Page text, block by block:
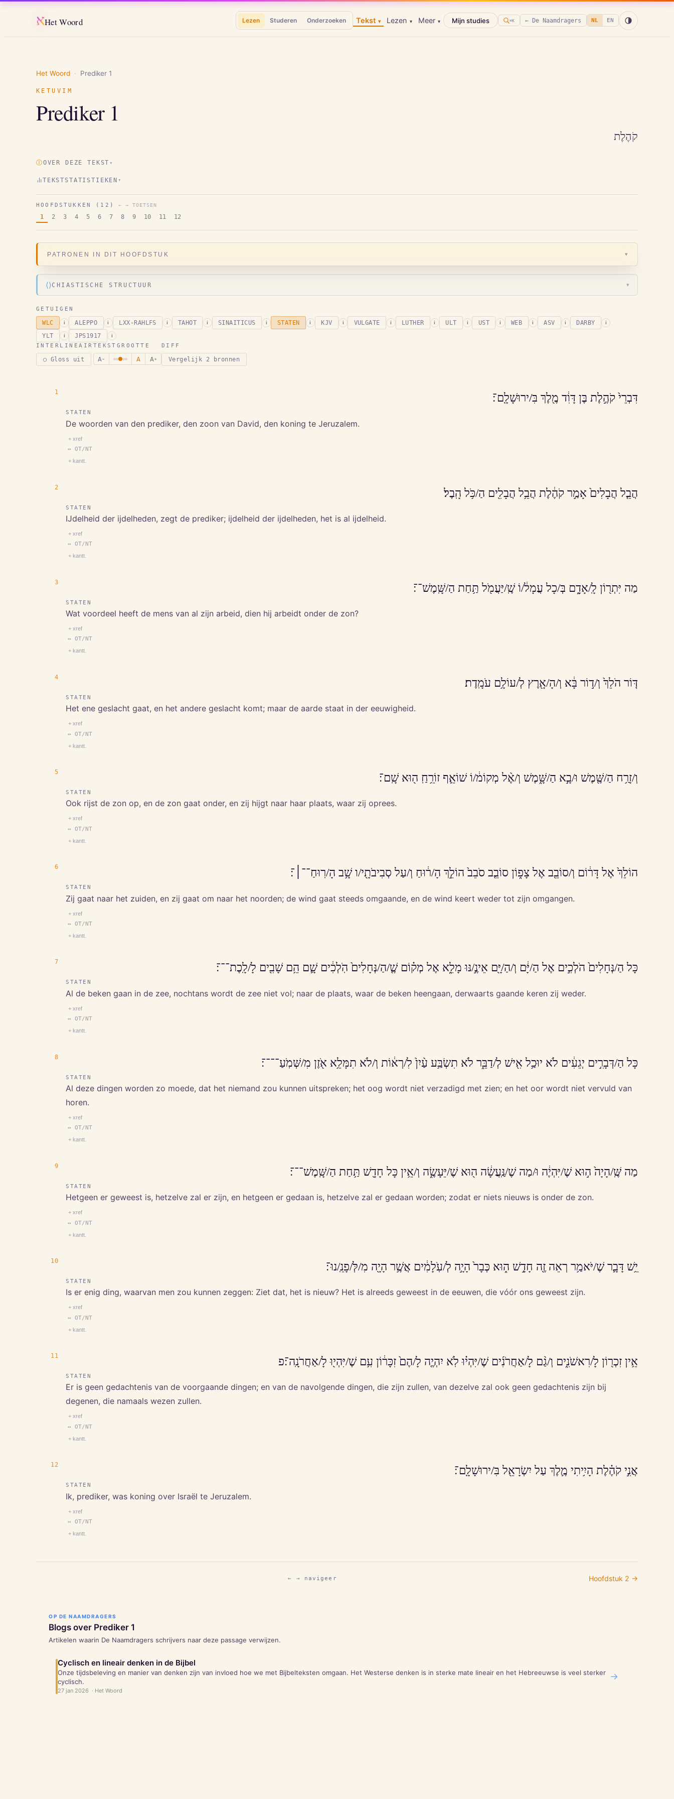
אHet Woord Lezen Studeren Onderzoeken Tekst ▾ Lezen ▾ Meer ▾ Mijn studies ⌘K ← De Naamdragers NL EN
Het Woord · Prediker 1
KETUVIM
Prediker 1
קֹהֶלֶת
ⒾOVER DEZE TEKST ▾
TEKSTSTATISTIEKEN ▾
HOOFDSTUKKEN ( 12 ) ← → TOETSEN
1 2 3 4 5 6 7 8 9 10 11 12
PATRONEN IN DIT HOOFDSTUK ▾
⟨⟩CHIASTISCHE STRUCTUUR ▾
GETUIGEN
WLC i ALEPPO i LXX-RAHLFS i TAHOT i SINAITICUS i STATEN i KJV i VULGATE i LUTHER i ULT i UST i WEB i ASV i DARBY i
YLT i JPS1917 i
INTERLINEAIR
○ Gloss uit
TEKSTGROOTTE
A − A A +
DIFF
Vergelijk 2 bronnen
1 דִּבְרֵי֙ קֹהֶ֣לֶת בֶּן דָּוִ֔ד מֶ֖לֶךְ בִּ/ירוּשָׁלִָֽם־׃
STATEN
De woorden van den prediker, den zoon van David, den koning te Jeruzalem.
+ xref
↔ OT/NT
+ kantt.
2 הֲבֵ֤ל הֲבָלִים֙ אָמַ֣ר קֹהֶ֔לֶת הֲבֵ֥ל הֲבָלִ֖ים הַ/כֹּ֥ל הָֽבֶל׃
STATEN
IJdelheid der ijdelheden, zegt de prediker; ijdelheid der ijdelheden, het is al ijdelheid.
+ xref
↔ OT/NT
+ kantt.
3 מַה יִּתְר֖וֹן לָֽ/אָדָ֑ם בְּ/כָל עֲמָל֔/וֹ שֶֽׁ/יַּעֲמֹ֖ל תַּ֥חַת הַ/שָּֽׁמֶשׁ־־׃
STATEN
Wat voordeel heeft de mens van al zijn arbeid, dien hij arbeidt onder de zon?
+ xref
↔ OT/NT
+ kantt.
4 דּ֤וֹר הֹלֵךְ֙ וְ/ד֣וֹר בָּ֔א וְ/הָ/אָ֖רֶץ לְ/עוֹלָ֥ם עֹמָֽדֶת׃
STATEN
Het ene geslacht gaat, en het andere geslacht komt; maar de aarde staat in der eeuwigheid.
+ xref
↔ OT/NT
+ kantt.
5 וְ/זָרַ֥ח הַ/שֶּׁ֖מֶשׁ וּ/בָ֣א הַ/שָּׁ֑מֶשׁ וְ/אֶ֨ל מְקוֹמ֔/וֹ שׁוֹאֵ֛ף זוֹרֵ֥חַֽ ה֖וּא שָֽׁם־׃
STATEN
Ook rijst de zon op, en de zon gaat onder, en zij hijgt naar haar plaats, waar zij oprees.
+ xref
↔ OT/NT
+ kantt.
6 הוֹלֵךְ֙ אֶל דָּר֔וֹם וְ/סוֹבֵ֖ב אֶל צָפ֑וֹן סוֹבֵ֤ב סֹבֵב֙ הוֹלֵ֣ךְ הָ/ר֔וּחַ וְ/עַל סְבִיבֹתָ֖י/ו שָׁ֥ב הָ/רֽוּחַ־־׀־׃
STATEN
Zij gaat naar het zuiden, en zij gaat om naar het noorden; de wind gaat steeds omgaande, en de wind keert weder tot zijn omgangen.
+ xref
↔ OT/NT
+ kantt.
7 כָּל הַ/נְּחָלִים֙ הֹלְכִ֣ים אֶל הַ/יָּ֔ם וְ/הַ/יָּ֖ם אֵינֶ֣/נּוּ מָלֵ֑א אֶל מְק֗וֹם שֶׁ֤/הַ/נְּחָלִים֙ הֹֽלְכִ֔ים שָׁ֛ם הֵ֥ם שָׁבִ֖ים לָ/לָֽכֶת־־־׃
STATEN
Al de beken gaan in de zee, nochtans wordt de zee niet vol; naar de plaats, waar de beken heengaan, derwaarts gaande keren zij weder.
+ xref
↔ OT/NT
+ kantt.
8 כָּל הַ/דְּבָרִ֣ים יְגֵעִ֔ים לֹא יוּכַ֥ל אִ֖ישׁ לְ/דַבֵּ֑ר לֹא תִשְׂבַּ֥ע עַ֨יִן֙ לִ/רְא֔וֹת וְ/לֹא תִמָּלֵ֥א אֹ֖זֶן מִ/שְּׁמֹֽעַ־־־־׃
STATEN
Al deze dingen worden zo moede, dat het niemand zou kunnen uitspreken; het oog wordt niet verzadigd met zien; en het oor wordt niet vervuld van
horen.
+ xref
↔ OT/NT
+ kantt.
9 מַה שֶּֽׁ/הָיָה֙ ה֣וּא שֶׁ/יִּהְיֶ֔ה וּ/מַה שֶׁ/נַּֽעֲשָׂ֔ה ה֖וּא שֶׁ/יֵּעָשֶׂ֑ה וְ/אֵ֥ין כָּל חָדָ֖שׁ תַּ֥חַת הַ/שָּֽׁמֶשׁ־־־׃
STATEN
Hetgeen er geweest is, hetzelve zal er zijn, en hetgeen er gedaan is, hetzelve zal er gedaan worden; zodat er niets nieuws is onder de zon.
+ xref
↔ OT/NT
+ kantt.
10 יֵ֥שׁ דָּבָ֛ר שֶׁ/יֹּאמַ֥ר רְאֵה זֶ֖ה חָדָ֣שׁ ה֑וּא כְּבָר֙ הָיָ֣ה לְ/עֹֽלָמִ֔ים אֲשֶׁ֥ר הָיָ֖ה מִ/לְּ/פָנֵֽ/נוּ־׃
STATEN
Is er enig ding, waarvan men zou kunnen zeggen: Ziet dat, het is nieuw? Het is alreeds geweest in de eeuwen, die vóór ons geweest zijn.
+ xref
↔ OT/NT
+ kantt.
11 אֵ֥ין זִכְר֖וֹן לָ/רִאשֹׁנִ֑ים וְ/גַ֨ם לָ/אַחֲרֹנִ֜ים שֶׁ/יִּהְי֗וּ לֹֽא יִהְיֶ֤ה לָ/הֶם֙ זִכָּר֔וֹן עִ֥ם שֶׁ/יִּהְי֖וּ לָ/אַחֲרֹנָֽה־׃פ
STATEN
Er is geen gedachtenis van de voorgaande dingen; en van de navolgende dingen, die zijn zullen, van dezelve zal ook geen gedachtenis zijn bij
degenen, die namaals wezen zullen.
+ xref
↔ OT/NT
+ kantt.
12 אֲנִ֣י קֹהֶ֗לֶת הָיִ֥יתִי מֶ֛לֶךְ עַל יִשְׂרָאֵ֖ל בִּ/ירוּשָׁלִָֽם־׃
STATEN
Ik, prediker, was koning over Israël te Jeruzalem.
+ xref
↔ OT/NT
+ kantt.
← → navigeer Hoofdstuk 2 →
OP DE NAAMDRAGERS
Blogs over Prediker 1
Artikelen waarin De Naamdragers schrijvers naar deze passage verwijzen.
Cyclisch en lineair denken in de Bijbel
Onze tijdsbeleving en manier van denken zijn van invloed hoe we met Bijbelteksten omgaan. Het Westerse denken is in sterke mate lineair en het Hebreeuwse is veel sterker
cyclisch.
27 jan 2026 · Het Woord
→